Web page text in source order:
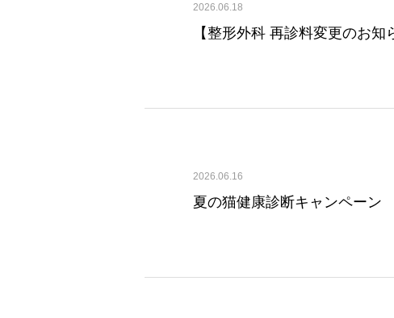
2026.06.18
【整形外科 再診料変更のお知
2026.06.16
夏の猫健康診断キャンペーン